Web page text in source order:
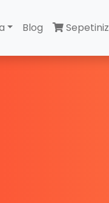
Blog Sepetiniz